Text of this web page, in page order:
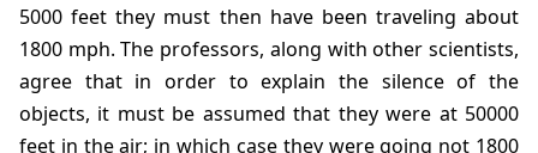
5000 feet they must then have been traveling about
1800 mph. The professors, along with other scientists,
agree that in order to explain the silence of the
objects, it must be assumed that they were at 50000
feet in the air; in which case they were going not 1800